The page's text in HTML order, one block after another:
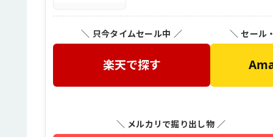
＼ 只今タイムセール中 ／
楽天で探す
＼ セール
＼ メルカリで掘り出し物 ／